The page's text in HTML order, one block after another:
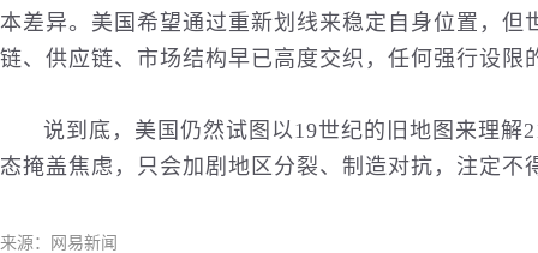
本差异。美国希望通过重新划线来稳定自身位置，
链、供应链、市场结构早已高度交织，任何强行设限
说到底，美国仍然试图以19世纪的旧地图来理解
态掩盖焦虑，只会加剧地区分裂、制造对抗，注定不
来源：网易新闻